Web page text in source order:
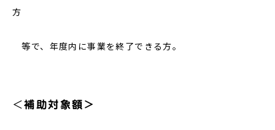
方
等で、年度内に事業を終了できる方。
＜補助対象額＞